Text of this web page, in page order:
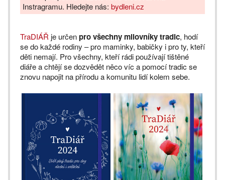
Instragramu. Hledejte nás: bydleni.cz
TraDIÁŘ je určenpro všechny milovníky tradic, hodí
se do každé rodiny – pro maminky, babičky i pro ty, kteří
děti nemají. Pro všechny, kteří rádi používají tištěné
diáře a chtějí se dozvědět něco víc a pomocí tradic se
znovu napojit na přírodu a komunitu lidí kolem sebe.